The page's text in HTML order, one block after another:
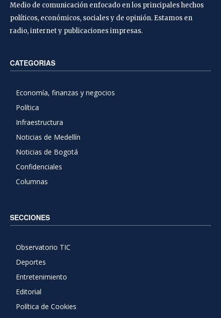
Medio de comunicación enfocado en los principales hechos
políticos, económicos, sociales y de opinión. Estamos en
radio, internet y publicaciones impresas.
CATEGORIAS
Economía, finanzas y negocios
Política
Infraestructura
Noticias de Medellín
Noticias de Bogotá
Confidenciales
Columnas
SECCIONES
Observatorio TIC
Deportes
Entretenimiento
Editorial
Política de Cookies